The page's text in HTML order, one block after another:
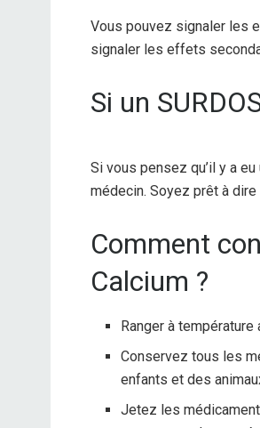
Vous pouvez signaler les
signaler les effets
Si un
Si vous pensez qu’il y a
médecin. Soyez prêt à
Comment
Calcium ?
Ranger à température
Conservez tous les
enfants et des
Jetez les